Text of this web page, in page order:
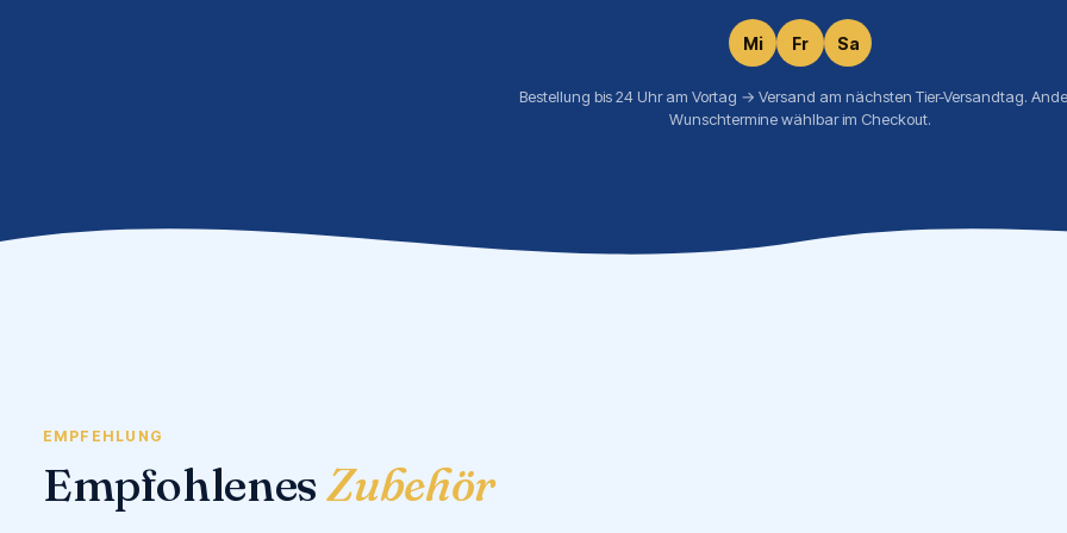
Mi Fr Sa
Bestellung bis 24 Uhr am Vortag → Versand am nächsten Tier-Versandtag.
Wunschtermine wählbar im Checkout.
EMPFEHLUNG
EmpfohlenesZubehör